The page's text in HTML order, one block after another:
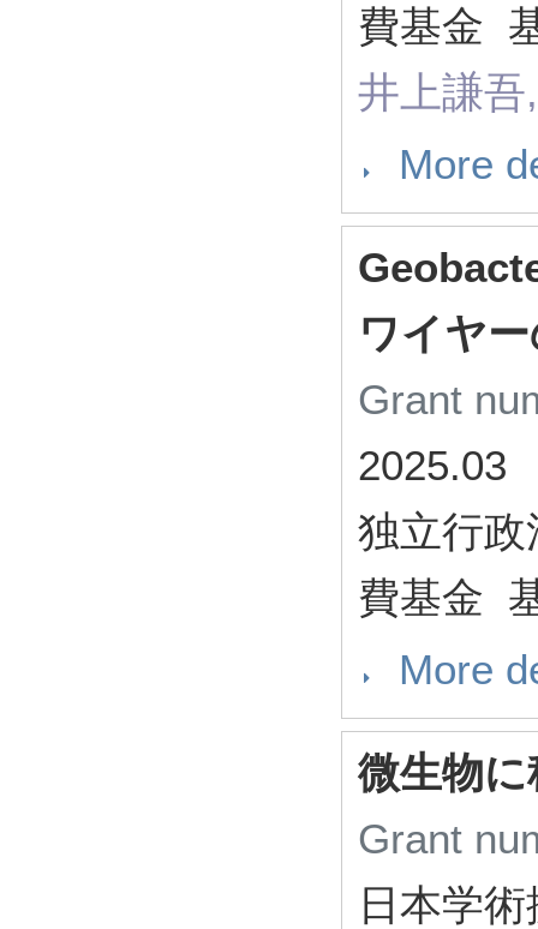
費基金
井上謙
More
ワイヤ
Grant
2025.03
独立行
費基金
More
微生物
Grant
日本学